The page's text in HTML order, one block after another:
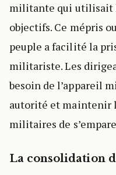
militante qui utilisait
objectifs. Ce mépris
peuple a facilité la
militariste. Les
besoin de l’appareil
autorité et maintenir
militaires de
La consolidation